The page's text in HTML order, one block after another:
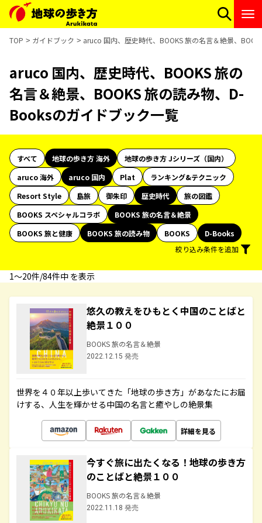
TOP ガイドブック aruco 国内、歴史時代、BOOKS 旅の名言＆絶景、
aruco 国内、歴史時代、BOOKS 旅の
名言＆絶景、BOOKS 旅の読み物、D-
Booksのガイドブック一覧
すべて 地球の歩き方 海外
地球の歩き方 Jシリーズ（国内）
aruco 海外
aruco 国内 Plat
ランキング&テクニック
Resort Style
島旅 御朱印 歴史時代
旅の図鑑
BOOKS スペシャルコラボ
BOOKS 旅の名言＆絶景
BOOKS 旅と健康
BOOKS 旅の読み物 BOOKS
D-Books
絞り込み条件を追加
1〜20件/84件中 を表示
悠久の教えをひもとく中国のことばと
絶景１００
BOOKS 旅の名言＆絶景
2022.12.15 発売
世界を４０年以上歩いてきた「地球の歩き方」があなたにお届
けする、人生を輝かせる中国の名言と癒やしの絶景集
詳細を見る
今すぐ旅に出たくなる！地球の歩き方
のことばと絶景１００
BOOKS 旅の名言＆絶景
2022.11.18 発売